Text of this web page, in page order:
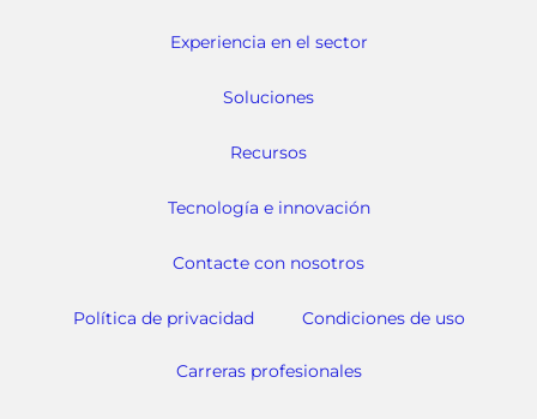
Experiencia en el sector
Soluciones
Recursos
Tecnología e innovación
Contacte con nosotros
Política de privacidad Condiciones de uso
Carreras profesionales